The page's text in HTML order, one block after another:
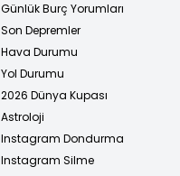
Günlük Burç Yorumları
Son Depremler
Hava Durumu
Yol Durumu
2026 Dünya Kupası
Astroloji
Instagram Dondurma
Instagram Silme